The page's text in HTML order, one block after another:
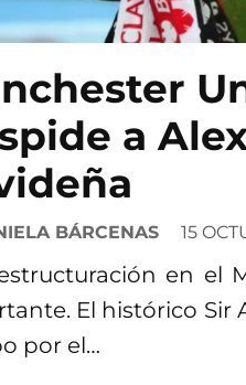
a
BÁRCENAS 15
en el
El histórico Sir
por el…